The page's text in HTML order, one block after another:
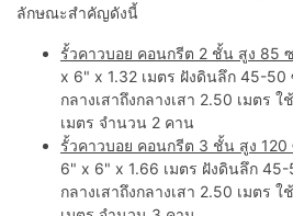
ลักษณะสำคัญดังนี้
รั้วคาวบอย คอนกรีต 2 ชั้น สูง 85
x 6" x 1.32 เมตร ฝังดินลึก 45-50
กลางเสาถึงกลางเสา 2.50 เมตร
เมตร จำนวน 2 คาน
รั้วคาวบอย คอนกรีต 3 ชั้น สูง 120
6" x 6" x 1.66 เมตร ฝังดินลึก
กลางเสาถึงกลางเสา 2.50 เมตร